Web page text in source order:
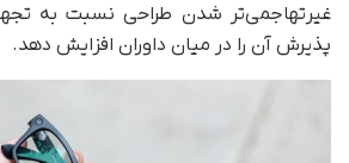
غیرتهاجمی‌تر شدن طراحی نسبت به
پذیرش آن را در میان داوران افزایش دهد.